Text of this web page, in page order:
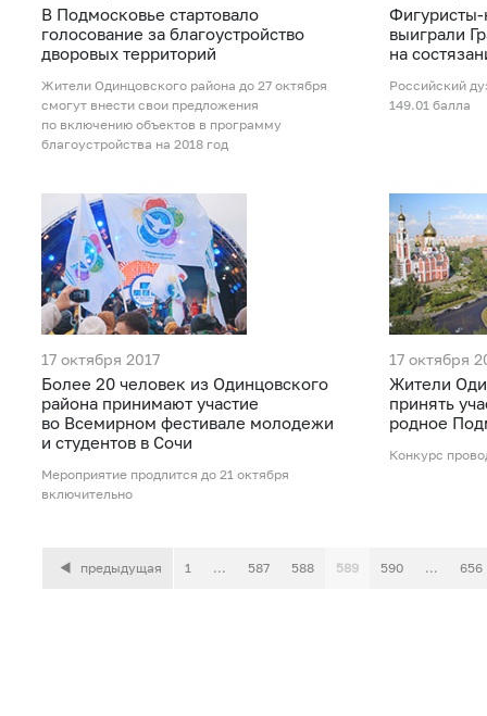
В Подмосковье стартовало
голосование за благоустройство
дворовых территорий
Жители Одинцовского района до 27 октября
смогут внести свои предложения
по включению объектов в программу
благоустройства на 2018 год
выиграли
на
Российский
149.01 балла
17 октября 2017
Более 20 человек из Одинцовского
района принимают участие
во Всемирном фестивале молодежи
и студентов в Сочи
Мероприятие продлится до 21 октября
включительно
17 октября
Жители
принять
родное
Конкурс
предыдущая 1 ... 587 588 589 590 ... 656